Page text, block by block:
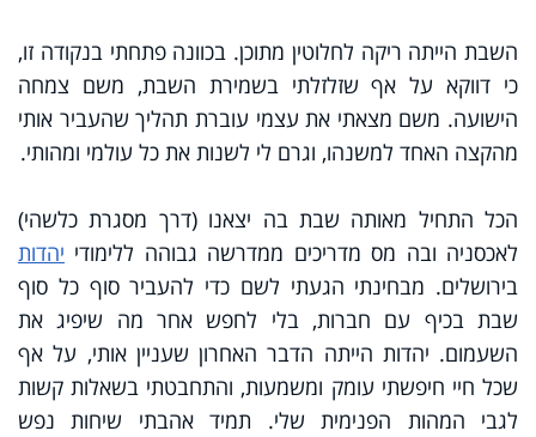
השבת הייתה ריקה לחלוטין מתוכן. בכוונה פתחתי בנקודה זו,
כי דווקא על אף שזלזלתי בשמירת השבת, משם צמחה
הישועה. משם מצאתי את עצמי עוברת תהליך שהעביר אותי
מהקצה האחד למשנהו, וגרם לי לשנות את כל עולמי ומהותי.
הכל התחיל מאותה שבת בה יצאנו (דרך מסגרת כלשהי)
לאכסניה ובה מס מדריכים ממדרשה גבוהה ללימודי יהדות
בירושלים. מבחינתי הגעתי לשם כדי להעביר סוף כל סוף
שבת בכיף עם חברות, בלי לחפש אחר מה שיפיג את
השעמום. יהדות הייתה הדבר האחרון שעניין אותי, על אף
שכל חיי חיפשתי עומק ומשמעות, והתחבטתי בשאלות קשות
לגבי המהות הפנימית שלי. תמיד אהבתי שיחות נפש